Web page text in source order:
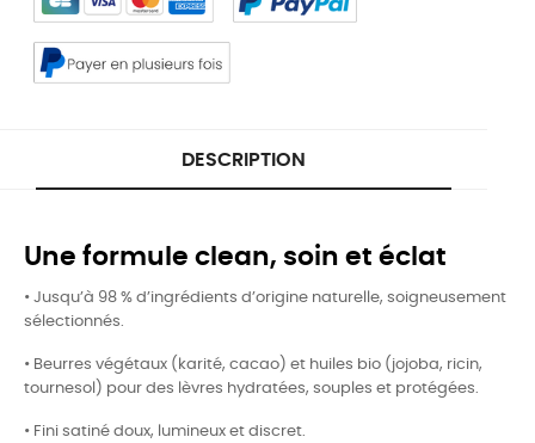
DESCRIPTION
Une formule clean, soin et éclat
• Jusqu’à 98 % d’ingrédients d’origine naturelle, soigneusement
sélectionnés.
• Beurres végétaux (karité, cacao) et huiles bio (jojoba, ricin,
tournesol) pour des lèvres hydratées, souples et protégées.
• Fini satiné doux, lumineux et discret.